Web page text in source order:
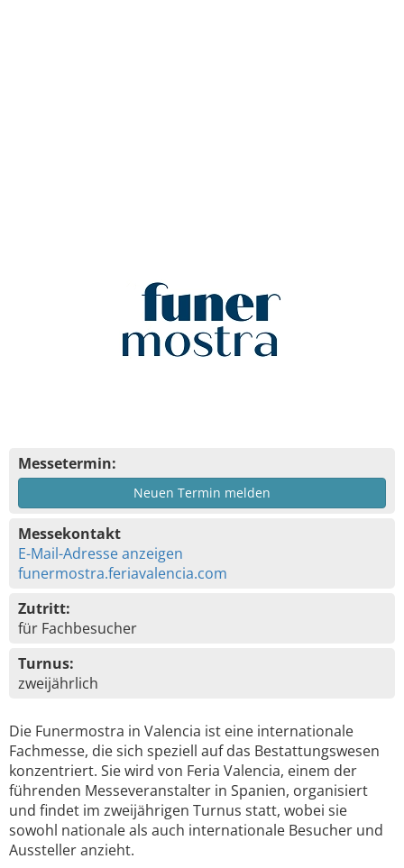
Messetermin:
Neuen Termin melden
Messekontakt
E-Mail-Adresse anzeigen
funermostra.feriavalencia.com
Zutritt:
für Fachbesucher
Turnus:
zweijährlich
Die Funermostra in Valencia ist eine internationale
Fachmesse, die sich speziell auf das Bestattungswesen
konzentriert. Sie wird von Feria Valencia, einem der
führenden Messeveranstalter in Spanien, organisiert
und findet im zweijährigen Turnus statt, wobei sie
sowohl nationale als auch internationale Besucher und
Aussteller anzieht.